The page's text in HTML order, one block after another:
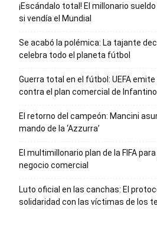
¡Escándalo total! El millonario
si vendía el Mundial
Se acabó la polémica: La tajante
celebra todo el planeta fútbol
Guerra total en el fútbol: UEFA
contra el plan comercial de Infantino
El retorno del campeón: Mancini
mando de la ‘Azzurra’
El multimillonario plan de la FIFA
negocio comercial
Luto oficial en las canchas: El
solidaridad con las víctimas de los